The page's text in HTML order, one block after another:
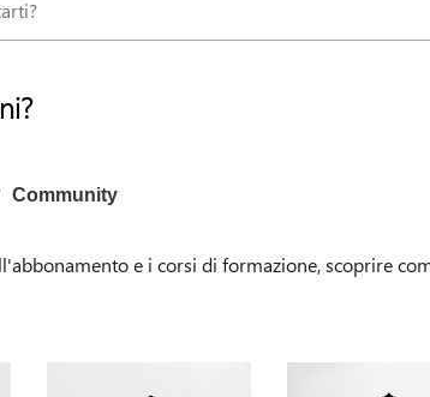
Community
e i corsi di formazione, scoprire